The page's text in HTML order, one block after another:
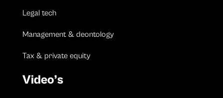
Legal tech
Management & deontology
Tax & private equity
Video’s